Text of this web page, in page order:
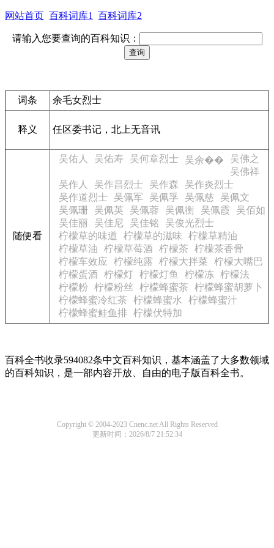
网站首页 百科词库1 百科词库2
请输入您要查询的百科知识：
词条 余毛女烈士
释义 任区委书记，北上无音讯
随便看
吴佑人 吴佑寿 吴何章烈士 吴余��
吴佛之
吴佛祥
吴作人
吴作昌烈士 吴作森
吴作炎烈士
吴作道烈士
吴佩军 吴佩孚 吴佩慈
吴佩文
吴佩珊
吴佩英 吴佩蓉 吴佩衡 吴佩霞
吴佰如
吴佳丽
吴佳尼 吴佳铭
吴俊光烈士
柠檬草的味道
柠檬草的滋味
柠檬草精油
柠檬草油
柠檬草莓酒 柠檬茶
柠檬茶香骨
柠檬车效应
柠檬纯露 柠檬大拌菜
柠檬大嘴巴
柠檬蛋酒
柠檬灯 柠檬灯鱼 柠檬冻 柠檬法
柠檬粉
柠檬粉丝 柠檬蜂蜜茶
柠檬蜂蜜胡萝卜
柠檬蜂蜜冷红茶
柠檬蜂蜜水
柠檬蜂蜜汁
柠檬蜂蜜鲑鱼排 柠檬伏特加
百科全书收录594082条中文百科知识，基本涵盖了大多数领域
的百科知识，是一部内容开放、自由的电子版百科全书。
Copyright © 2004-2023 Cnenc.net All Rights Reserved
更新时间：2026/8/7 21:52:34